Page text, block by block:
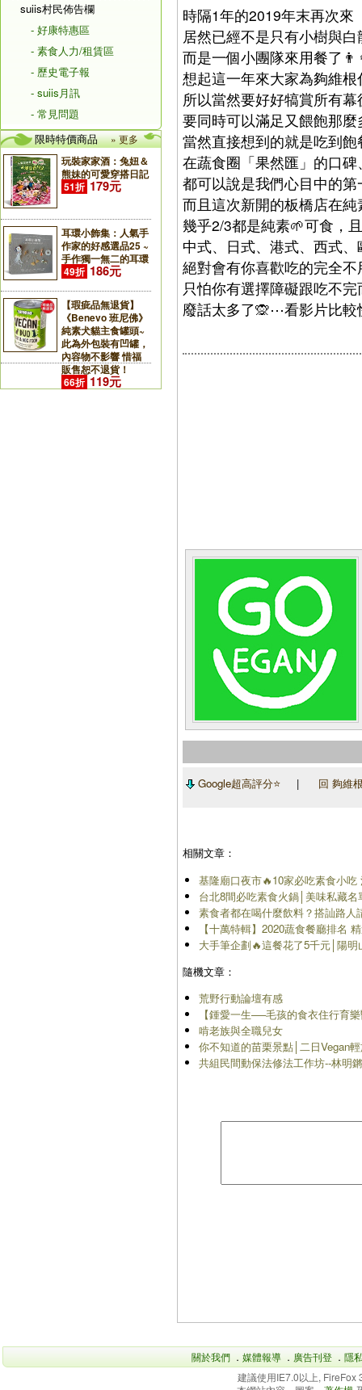
suiis村民佈告欄
- 好康特惠區
- 素食人力/租賃區
- 歷史電子報
- suiis月訊
- 常見問題
限時特價商品
» 更多
玩裝家家酒：兔妞＆
熊妹的可愛穿搭日記
51折 179元
耳環小飾集：人氣手
作家的好感選品25 ~
手作獨一無二的耳環
49折 186元
【瑕疵品無退貨】
《Benevo 班尼佛》
純素犬貓主食罐頭~
此為外包裝有凹罐，
內容物不影響 惜福
販售恕不退貨！
66折 119元
時隔1年的2019年末再次來
居然已經不是只有小樹與
而是一個小團隊來用餐了
想起這一年來大家為夠維
所以當然要好好犒賞所有
要同時可以滿足又餵飽那麼
當然直接想到的就是吃到飽
在蔬食圈「果然匯」的口
都可以說是我們心目中的
而且這次新開的板橋店在
幾乎2/3都是純素🌱可食，
中式、日式、港式、西式
絕對會有你喜歡吃的完全不
只怕你有選擇障礙跟吃不完
廢話太多了🙊⋯看影片比較
Google超高評分⭐ | 回 夠維
相關文章：
基隆廟口夜市🔥10家必吃素食小
台北8間必吃素食火鍋│美味私藏名
素食者都在喝什麼飲料？搭訕路
【十萬特輯】2020蔬食餐廳排名
大手筆企劃🔥這餐花了5千元│陽
隨機文章：
荒野行動論壇有感
【鍾愛一生──毛孩的食衣住行育
啃老族與全職兒女
你不知道的苗栗景點│二日Vegan
共組民間動保法修法工作坊--林明
關於我們 ． 媒體報導 ． 廣告刊登 ． 隱
建議使用IE7.0以上,